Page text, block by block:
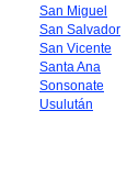
San Miguel
San Salvador
San Vicente
Santa Ana
Sonsonate
Usulután